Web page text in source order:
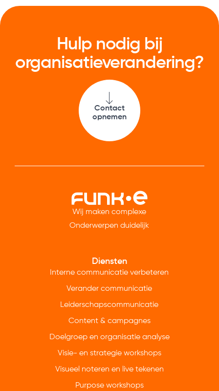
Hulp nodig bij
organisatie­verandering?
Contact
opnemen
Wij maken complexe
Onderwerpen duidelijk
Diensten
Interne communicatie verbeteren
Verander communicatie
Leiderschapscommunicatie
Content & campagnes
Doelgroep en organisatie analyse
Visie- en strategie workshops
Visueel noteren en live tekenen
Purpose workshops